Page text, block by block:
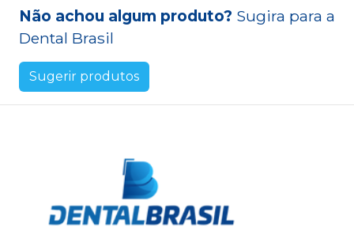
Não achou algum produto? Sugira para a
Dental Brasil
Sugerir produtos